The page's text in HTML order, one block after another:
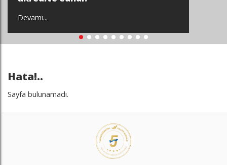
Devamı...
Hata!..
Sayfa bulunamadı.